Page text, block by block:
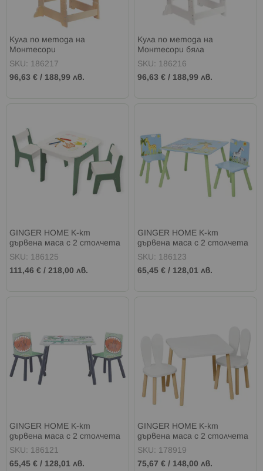
Кула по метода на
Монтесори
SKU: 186217
96,63 € / 188,99 лв.
Кула по метода на
Монтесори бяла
SKU: 186216
96,63 € / 188,99 лв.
GINGER HOME К-кт
дървена маса с 2 столчета
двустранна FOREST
SKU: 186125
111,46 € / 218,00 лв.
GINGER HOME К-кт
дървена маса с 2 столчета
SAVANNA
SKU: 186123
65,45 € / 128,01 лв.
GINGER HOME К-кт
дървена маса с 2 столчета
DINOSAUR
SKU: 186121
65,45 € / 128,01 лв.
GINGER HOME К-кт
дървена маса с 2 столчета
BUNNY БЯЛ
SKU: 178919
75,67 € / 148,00 лв.